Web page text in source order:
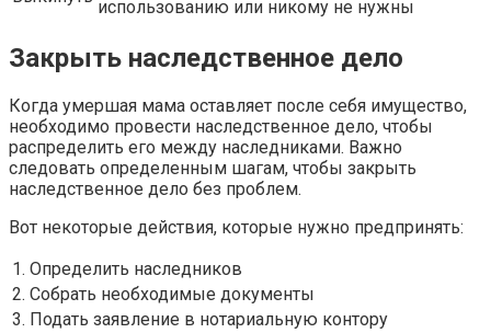
использованию или никому не нужны
Закрыть наследственное дело
Когда умершая мама оставляет после себя имущество,
необходимо провести наследственное дело, чтобы
распределить его между наследниками. Важно
следовать определенным шагам, чтобы закрыть
наследственное дело без проблем.
Вот некоторые действия, которые нужно предпринять:
1. Определить наследников
2. Собрать необходимые документы
3. Подать заявление в нотариальную контору